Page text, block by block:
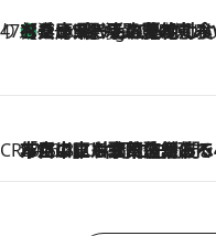
47都道府県の手みやげ ひんやりスイーツで夏を満喫
1 Hour Ago
【兵庫県】この夏絶対食べたい 冷やしておいしいおやつ3選 淡路島の恵みをジェラートに集約
CREA'S CHOICE
2026.8.7
「立川にも歌舞伎があるんだよ」 片岡仁左衛門・市川中車ら豪華座組みで4年目の立川立飛歌舞伎へ